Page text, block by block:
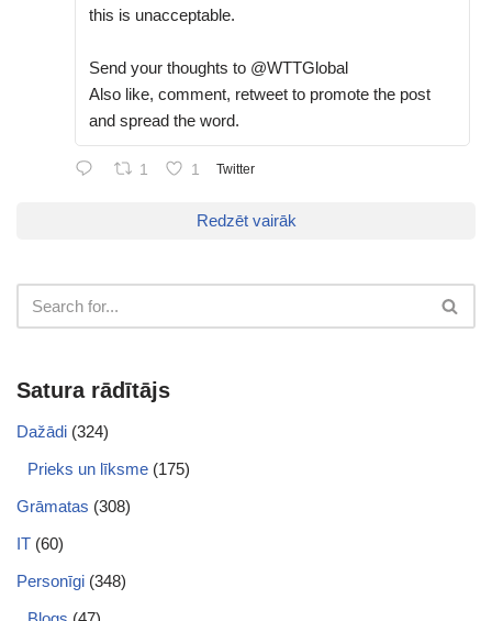
this is unacceptable.
Send your thoughts to @WTTGlobal
Also like, comment, retweet to promote the post
and spread the word.
1 1 Twitter
Redzēt vairāk
Satura rādītājs
Dažādi (324)
Prieks un līksme (175)
Grāmatas (308)
IT (60)
Personīgi (348)